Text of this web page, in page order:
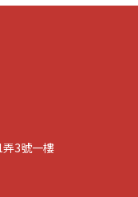
3號一樓